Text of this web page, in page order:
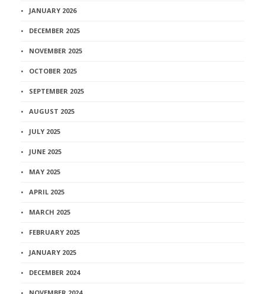
JANUARY 2026
DECEMBER 2025
NOVEMBER 2025
OCTOBER 2025
SEPTEMBER 2025
AUGUST 2025
JULY 2025
JUNE 2025
MAY 2025
APRIL 2025
MARCH 2025
FEBRUARY 2025
JANUARY 2025
DECEMBER 2024